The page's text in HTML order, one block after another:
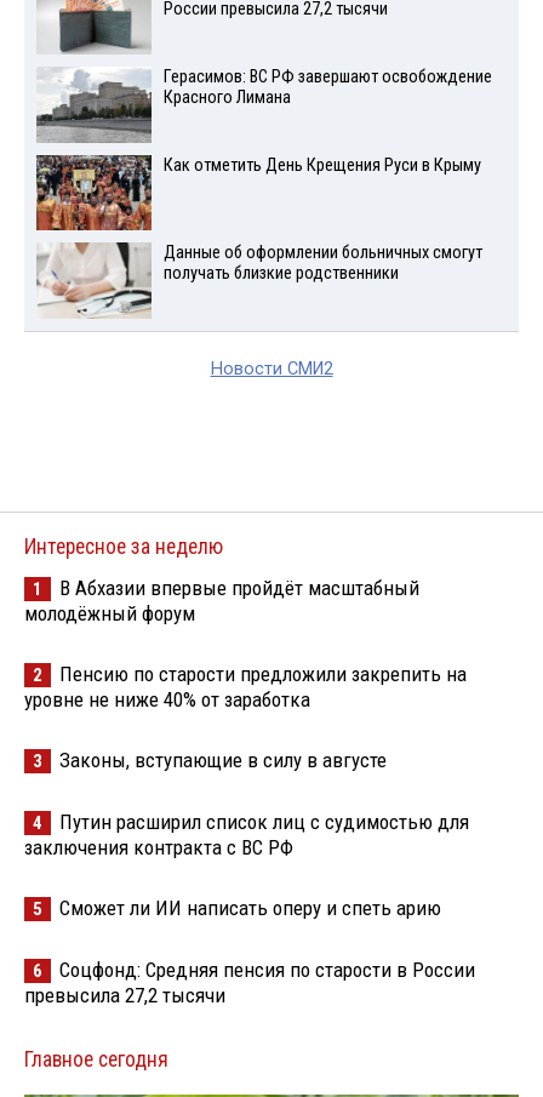
России превысила 27,2 тысячи
Герасимов: ВС РФ завершают освобождение
Красного Лимана
Как отметить День Крещения Руси в Крыму
Данные об оформлении больничных смогут
получать близкие родственники
Новости СМИ2
Интересное за неделю
1
В Абхазии впервые пройдёт масштабный
молодёжный форум
2
Пенсию по старости предложили закрепить на
уровне не ниже 40% от заработка
3 Законы, вступающие в силу в августе
4
Путин расширил список лиц с судимостью для
заключения контракта с ВС РФ
5 Сможет ли ИИ написать оперу и спеть арию
6
Соцфонд: Средняя пенсия по старости в России
превысила 27,2 тысячи
Главное сегодня